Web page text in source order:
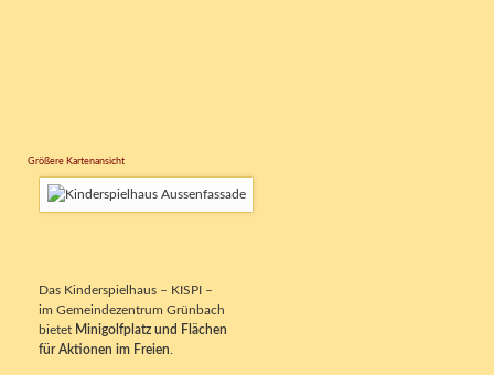
Größere Kartenansicht
Das Kinderspielhaus – KISPI –
im Gemeindezentrum Grünbach
bietet Minigolfplatz und Flächen
für Aktionen im Freien